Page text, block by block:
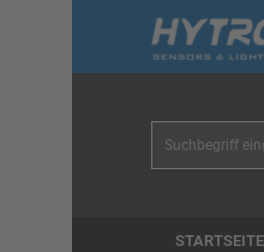
Zur
STARTSEITE